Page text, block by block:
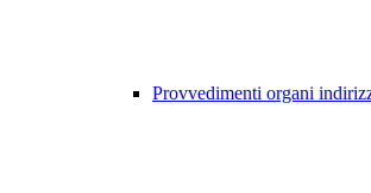
Provvedimenti organi